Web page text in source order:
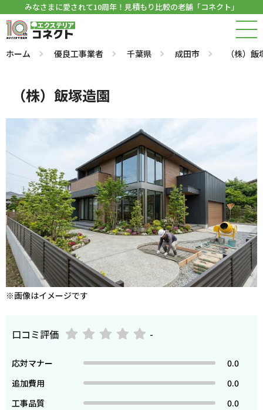
みなさまに愛されて10周年！見積もり比較の老舗「コネクト」
ホーム 優良工事業者 千葉県 成田市 （株）
（株）飯塚造園
※画像はイメージです
口コミ評価 -
応対マナー
0.0
追加費用
0.0
工事品質
0.0